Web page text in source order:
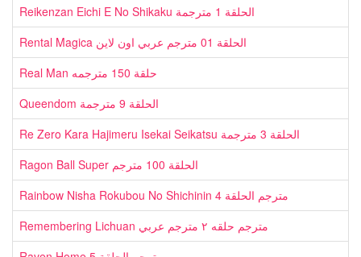
Reikenzan Eichi E No Shikaku الحلقة 1 مترجمة
Rental Magica الحلقة 01 مترجم عربي اون لاين
Real Man حلقة 150 مترجمه
Queendom الحلقة 9 مترجمة
Re Zero Kara Hajimeru Isekai Seikatsu الحلقة 3 مترجمة
Ragon Ball Super الحلقة 100 مترجم
Rainbow Nisha Rokubou No Shichinin مترجم الحلقة 4
Remembering Lichuan مترجم حلقه ٢ مترجم عربي